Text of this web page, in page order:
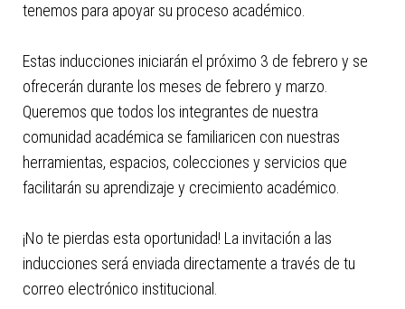
tenemos para apoyar su proceso académico.
Estas inducciones iniciarán el próximo 3 de febrero y se
ofrecerán durante los meses de febrero y marzo.
Queremos que todos los integrantes de nuestra
comunidad académica se familiaricen con nuestras
herramientas, espacios, colecciones y servicios que
facilitarán su aprendizaje y crecimiento académico.
¡No te pierdas esta oportunidad! La invitación a las
inducciones será enviada directamente a través de tu
correo electrónico institucional.